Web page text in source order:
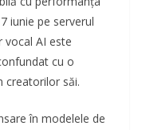
iunie pe serverul
vocal AI este
cu o
săi.
în modelele de